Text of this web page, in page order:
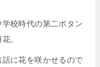
校時代の第二ボタン
。
に花を咲かせるので